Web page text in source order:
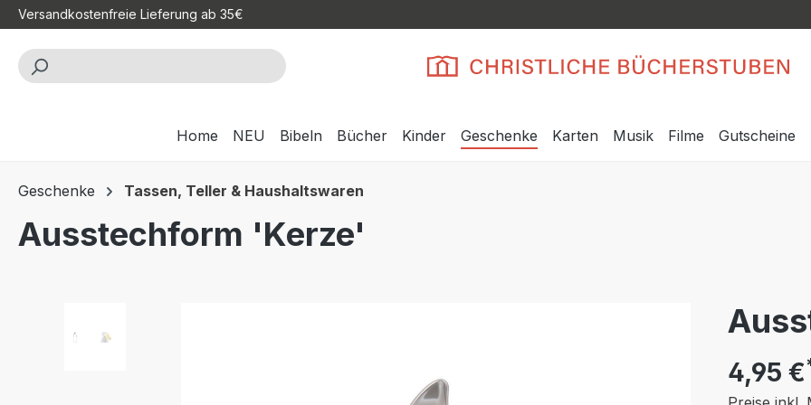
Hauptinhalt springen
Zur Suche springen
Zur Hauptnavigation springen
Versandkostenfreie Lieferung ab 35€
Home NEU Bibeln Bücher Kinder Geschenke Karten Musik Filme Gutscheine
Geschenke Tassen, Teller & Haushaltswaren
Ausstechform 'Kerze'
4,95 €